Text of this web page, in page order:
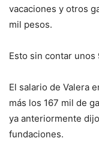
vacaciones y otros
mil pesos.
Esto sin contar
El salario de Valera
más los 167 mil de
ya anteriormente
fundaciones.